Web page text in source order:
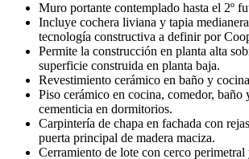
Muro portante contemplado hasta el 2º
Incluye cochera liviana y tapia
tecnología constructiva a definir por
Permite la construcción en planta alta
superficie construida en planta baja.
Revestimiento cerámico en baño y
Piso cerámico en cocina, comedor, baño
cementicia en dormitorios.
Carpintería de chapa en fachada con
puerta principal de madera maciza.
Cerramiento de lote con cerco perimetral